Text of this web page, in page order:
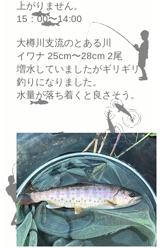
上がりません。
15：00〜14:00
大樽川支流のとある川
イワナ 25cm〜28cm 2尾
増水していましたがギリギリ
釣りになりました。
水量が落ち着くと良さそう。